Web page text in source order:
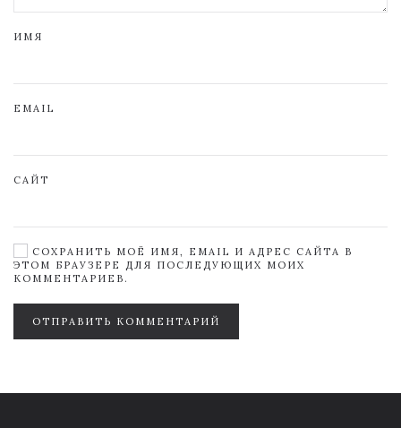
ИМЯ
EMAIL
САЙТ
СОХРАНИТЬ МОЁ ИМЯ, EMAIL И АДРЕС САЙТА В
ЭТОМ БРАУЗЕРЕ ДЛЯ ПОСЛЕДУЮЩИХ МОИХ
КОММЕНТАРИЕВ.
ОТПРАВИТЬ КОММЕНТАРИЙ